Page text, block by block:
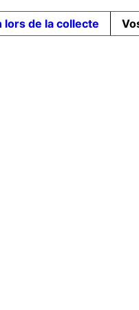
lors de la collecte